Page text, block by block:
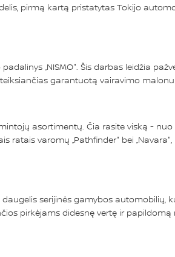
pirmą kartą pristatytas Tokijo
„NISMO". Šis darbas leidžia
garantuotą vairavimo
asortimentų. Čia rasite viską -
ratais varomų „Pathfinder" bei
serijinės gamybos
pirkėjams didesnę vertę ir